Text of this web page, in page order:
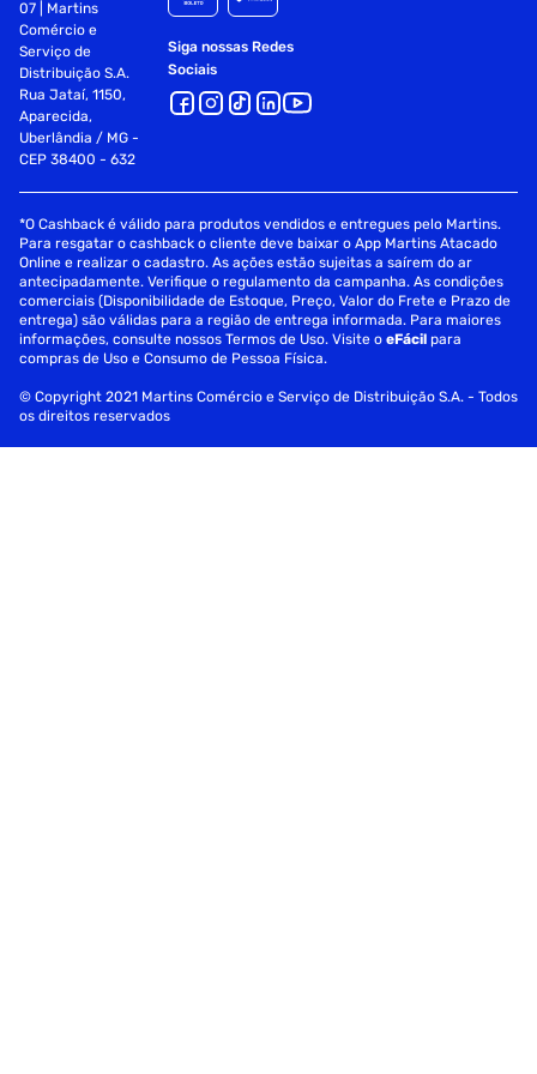
07 | Martins
Comércio e
Serviço de
Distribuição S.A.
Rua Jataí, 1150,
Aparecida,
Uberlândia / MG -
CEP 38400 - 632
Siga nossas Redes
Sociais
*O Cashback é válido para produtos vendidos e entregues pelo Martins.
Para resgatar o cashback o cliente deve baixar o App Martins Atacado
Online e realizar o cadastro. As ações estão sujeitas a saírem do ar
antecipadamente. Verifique o regulamento da campanha. As condições
comerciais (Disponibilidade de Estoque, Preço, Valor do Frete e Prazo de
entrega) são válidas para a região de entrega informada. Para maiores
informações, consulte nossos Termos de Uso. Visite oeFácil para
compras de Uso e Consumo de Pessoa Física.
© Copyright 2021 Martins Comércio e Serviço de Distribuição S.A. - Todos
os direitos reservados